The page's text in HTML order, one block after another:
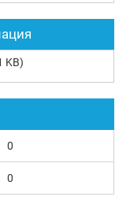
KB)
0
0